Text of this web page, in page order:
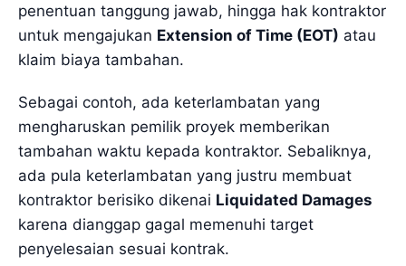
penentuan tanggung jawab, hingga hak kontraktor
untuk mengajukan Extension of Time (EOT) atau
klaim biaya tambahan.
Sebagai contoh, ada keterlambatan yang
mengharuskan pemilik proyek memberikan
tambahan waktu kepada kontraktor. Sebaliknya,
ada pula keterlambatan yang justru membuat
kontraktor berisiko dikenai Liquidated Damages
karena dianggap gagal memenuhi target
penyelesaian sesuai kontrak.